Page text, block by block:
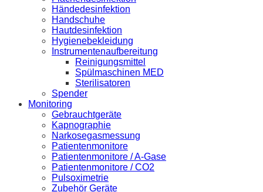
Händedesinfektion
Handschuhe
Hautdesinfektion
Hygienebekleidung
Instrumentenaufbereitung
Reinigungsmittel
Spülmaschinen MED
Sterilisatoren
Spender
Monitoring
Gebrauchtgeräte
Kapnographie
Narkosegasmessung
Patientenmonitore
Patientenmonitore / A-Gase
Patientenmonitore / CO2
Pulsoximetrie
Zubehör Geräte